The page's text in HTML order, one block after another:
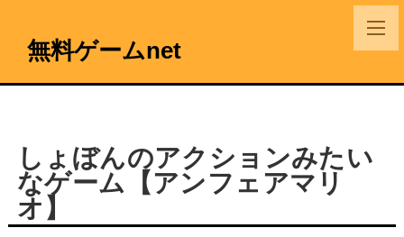
無料ゲームnet
しょぼんのアクションみたい
なゲーム【アンフェアマリ
オ】